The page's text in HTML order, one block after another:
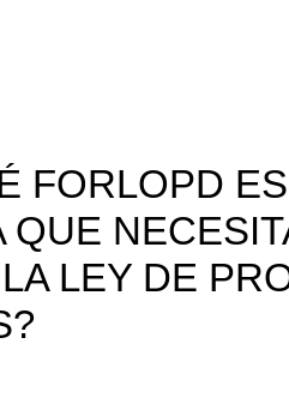
FORLOPD
QUE
LEY DE